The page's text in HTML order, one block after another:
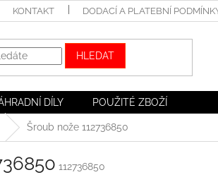
KONTAKT DODACÍ A PLATEBNÍ
HLEDAT
DÍLY POUŽITÉ ZBOŽÍ
Šroub nože 112736850
112736850